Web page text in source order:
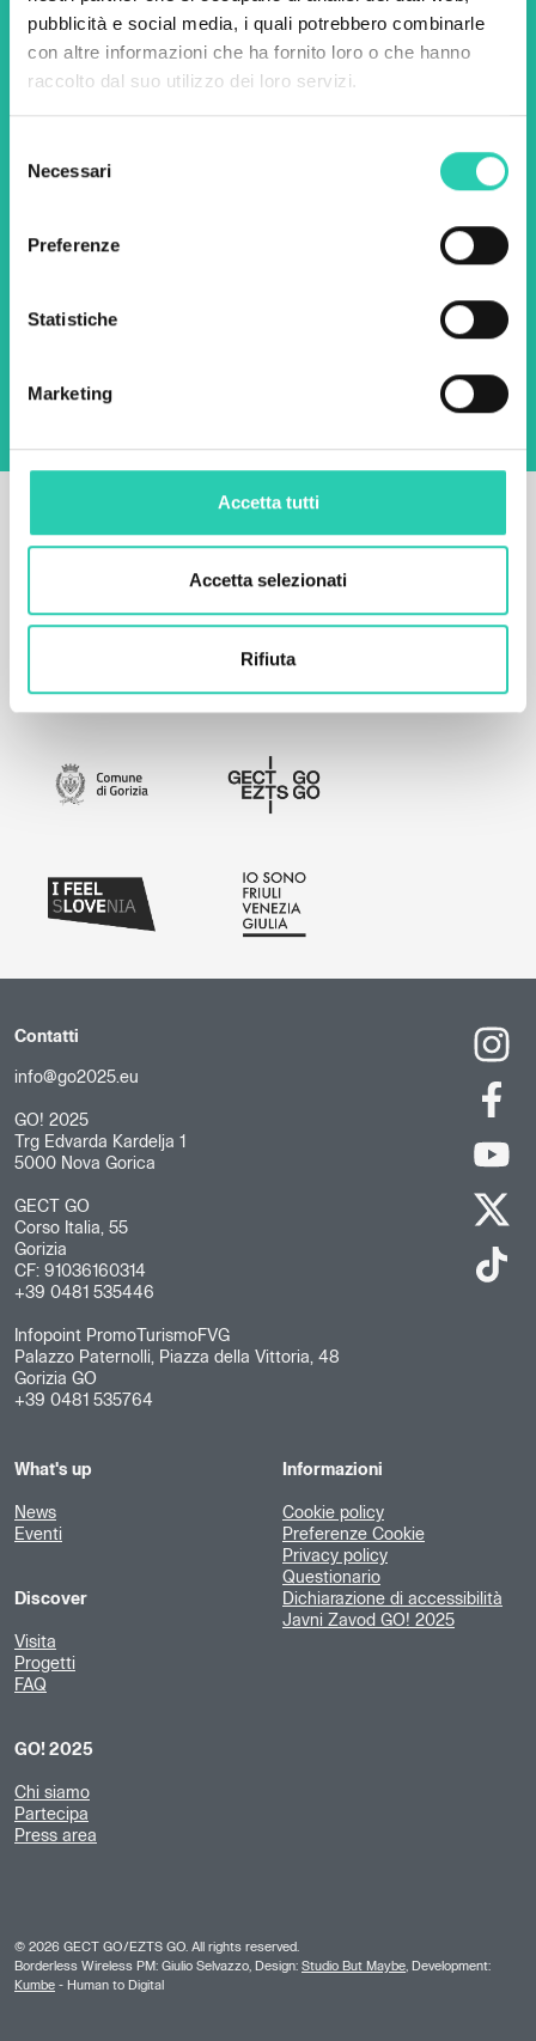
pubblicità e social media, i quali potrebbero combinarle
con altre informazioni che ha fornito loro o che hanno
raccolto dal suo utilizzo dei loro servizi.
delNecessari
Preferenze
Statistiche
Marketing
Accetta tutti
Accetta selezionati
Rifiuta
scoprire tutte le nostre
iniziative.
Email *
Utilizzando questo modulo accetto
Contatti
info@go2025.eu
GO! 2025
Trg Edvarda Kardelja 1
5000 Nova Gorica
GECT GO
Corso Italia, 55
Gorizia
CF: 91036160314
+39 0481 535446
Infopoint PromoTurismoFVG
Palazzo Paternolli, Piazza della Vittoria, 48
Gorizia GO
+39 0481 535764
What's up
News
Eventi
Discover
Visita
Progetti
FAQ
GO! 2025
Chi siamo
Partecipa
Press area
Informazioni
Cookie policy
Preferenze Cookie
Privacy policy
Questionario
Dichiarazione di accessibilità
Javni Zavod GO! 2025
© 2026 GECT GO/EZTS GO. All rights reserved.
Borderless Wireless PM: Giulio Selvazzo, Design: Studio But Maybe , Development:
Kumbe - Human to Digital